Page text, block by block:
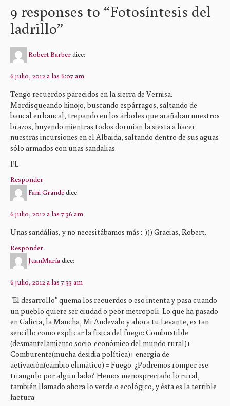
9 responses to “Fotosíntesis del
ladrillo”
Robert Barberdice:
6 julio, 2012 a las 6:07 am
Tengo recuerdos parecidos en la sierra de Vernisa.
Mordisqueando hinojo, buscando espárragos, saltando de
bancal en bancal, trepando en los árboles que arañaban nuestros
brazos, huyendo mientras todos dormían la siesta a hacer
nuestras incursiones en el Albaida, saltando dentro de sus aguas
sólo armados con unas sandalias.
FL
Responder
Fani Grandedice:
6 julio, 2012 a las 7:36 am
Unas sandálias, y no necesitábamos más :-))) Gracias, Robert.
Responder
JuanMaría dice:
6 julio, 2012 a las 7:33 am
"El desarrollo" quema los recuerdos o eso intenta y pasa cuando
un pueblo quiere ser ciudad o peor metropoli. Lo que ha pasado
en Galicia, la Mancha, Mi Andevalo y ahora tu Levante, es tan
sencillo como explicar la física del fuego: Combustible
(desmantelamiento socio-económico del mundo rural)+
Comburente(mucha desidia política)+ energía de
activación(cambio climático) = Fuego. ¿Podremos romper ese
triangulo por algún lado? Hemos menospreciado lo rural,
también llamado ahora lo verde o ecológico, y ésta es la terrible
factura.